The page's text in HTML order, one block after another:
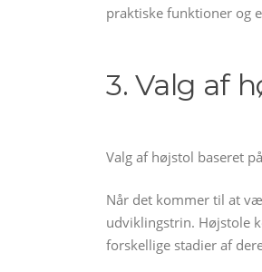
praktiske funktioner og
3. Valg af
Valg af højstol baseret
Når det kommer til at
udviklingstrin. Højstole
forskellige stadier af